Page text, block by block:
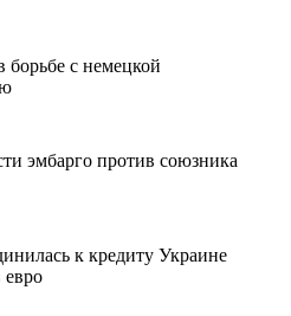
с немецкой
эмбарго против союзника
к кредиту Украине
евро